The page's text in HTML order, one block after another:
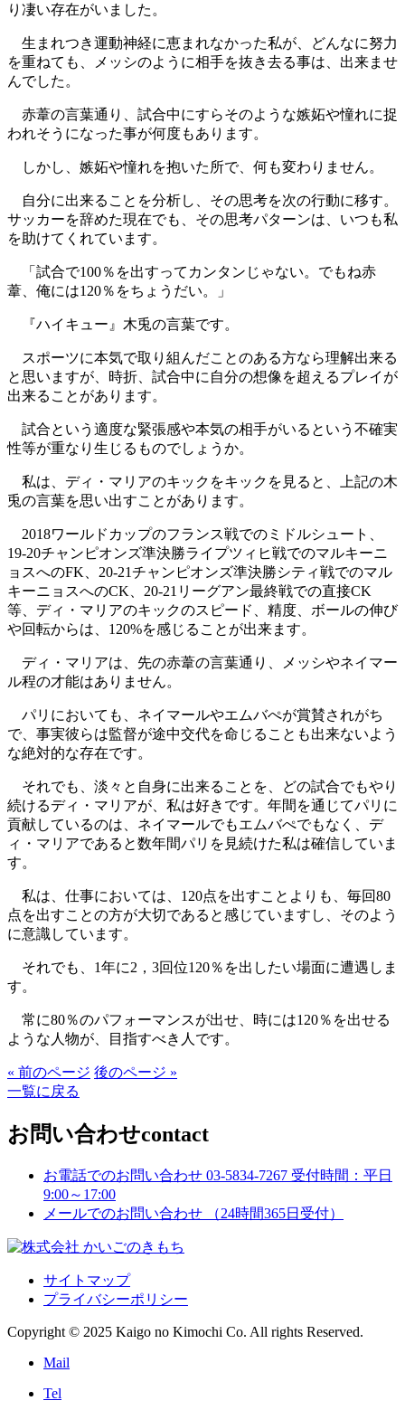
り凄い存在がいました。
生まれつき運動神経に恵まれなかった私が、どんなに努力
を重ねても、メッシのように相手を抜き去る事は、出来ませ
んでした。
赤葦の言葉通り、試合中にすらそのような嫉妬や憧れに捉
われそうになった事が何度もあります。
しかし、嫉妬や憧れを抱いた所で、何も変わりません。
自分に出来ることを分析し、その思考を次の行動に移す。
サッカーを辞めた現在でも、その思考パターンは、いつも私
を助けてくれています。
「試合で100％を出すってカンタンじゃない。でもね赤
葦、俺には120％をちょうだい。」
『ハイキュー』木兎の言葉です。
スポーツに本気で取り組んだことのある方なら理解出来る
と思いますが、時折、試合中に自分の想像を超えるプレイが
出来ることがあります。
試合という適度な緊張感や本気の相手がいるという不確実
性等が重なり生じるものでしょうか。
私は、ディ・マリアのキックをキックを見ると、上記の木
兎の言葉を思い出すことがあります。
2018ワールドカップのフランス戦でのミドルシュート、
19-20チャンピオンズ準決勝ライプツィヒ戦でのマルキーニ
ョスへのFK、20-21チャンピオンズ準決勝シティ戦でのマル
キーニョスへのCK、20-21リーグアン最終戦での直接CK
等、ディ・マリアのキックのスピード、精度、ボールの伸び
や回転からは、120%を感じることが出来ます。
ディ・マリアは、先の赤葦の言葉通り、メッシやネイマー
ル程の才能はありません。
パリにおいても、ネイマールやエムバぺが賞賛されがち
で、事実彼らは監督が途中交代を命じることも出来ないよう
な絶対的な存在です。
それでも、淡々と自身に出来ることを、どの試合でもやり
続けるディ・マリアが、私は好きです。年間を通じてパリに
貢献しているのは、ネイマールでもエムバぺでもなく、デ
ィ・マリアであると数年間パリを見続けた私は確信していま
す。
私は、仕事においては、120点を出すことよりも、毎回80
点を出すことの方が大切であると感じていますし、そのよう
に意識しています。
それでも、1年に2，3回位120％を出したい場面に遭遇しま
す。
常に80％のパフォーマンスが出せ、時には120％を出せる
ような人物が、目指すべき人です。
« 前のページ 後のページ »
一覧に戻る
お問い合わせcontact
お電話でのお問い合わせ 03-5834-7267 受付時間：平日
9:00～17:00
メールでのお問い合わせ
（24時間365日受付）
サイトマップ
プライバシーポリシー
Copyright © 2025 Kaigo no Kimochi Co. All rights Reserved.
Mail
Tel